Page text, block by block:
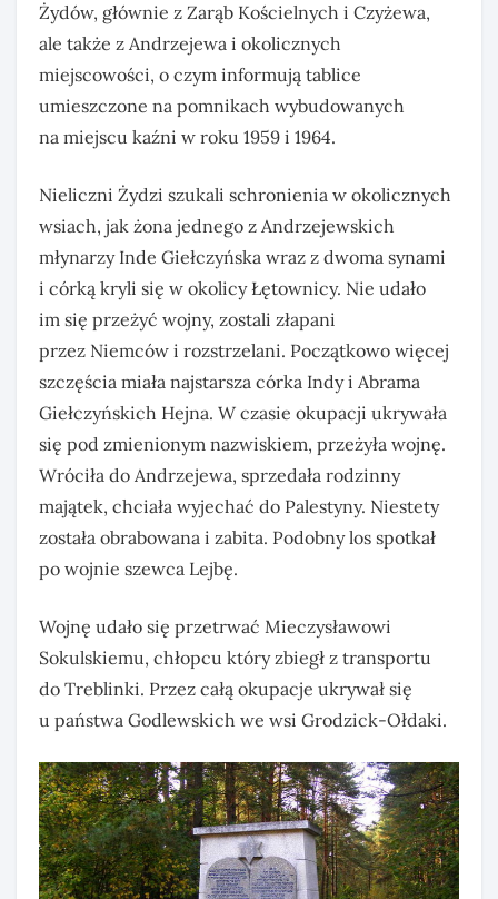
Żydów, głównie z Zarąb Kościelnych i Czyżewa,
ale także z Andrzejewa i okolicznych
miejscowości, o czym informują tablice
umieszczone na pomnikach wybudowanych
na miejscu kaźni w roku 1959 i 1964.
Nieliczni Żydzi szukali schronienia w okolicznych
wsiach, jak żona jednego z Andrzejewskich
młynarzy Inde Giełczyńska wraz z dwoma synami
i córką kryli się w okolicy Łętownicy. Nie udało
im się przeżyć wojny, zostali złapani
przez Niemców i rozstrzelani. Początkowo więcej
szczęścia miała najstarsza córka Indy i Abrama
Giełczyńskich Hejna. W czasie okupacji ukrywała
się pod zmienionym nazwiskiem, przeżyła wojnę.
Wróciła do Andrzejewa, sprzedała rodzinny
majątek, chciała wyjechać do Palestyny. Niestety
została obrabowana i zabita. Podobny los spotkał
po wojnie szewca Lejbę.
Wojnę udało się przetrwać Mieczysławowi
Sokulskiemu, chłopcu który zbiegł z transportu
do Treblinki. Przez całą okupacje ukrywał się
u państwa Godlewskich we wsi Grodzick-Ołdaki.